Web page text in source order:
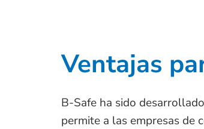
Ventajas
B-Safe ha sido
permite a las empresas de